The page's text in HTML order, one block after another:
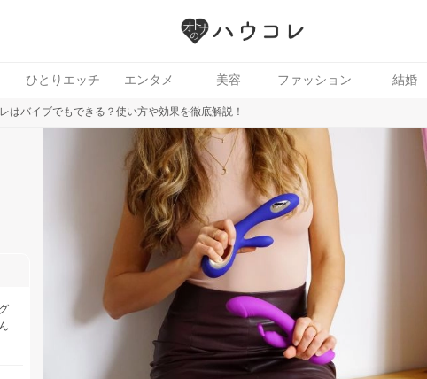
ひとりエッチ エンタメ 美容 ファッション 結婚
はバイブでもできる？使い方や効果を徹底解説！